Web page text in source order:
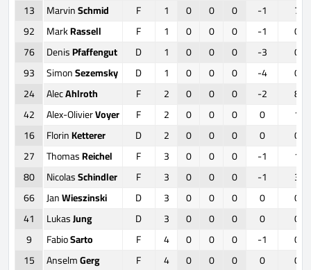
13
MarvinSchmid F 1 0 0 0 -1
7
92
MarkRassell F 1 0 0 0 -1
0
76
DenisPfaffengut D 1 0 0 0 -3
0
93
SimonSezemsky D 1 0 0 0 -4
0
24
AlecAhlroth F 2 0 0 0 -2
8
42
Alex-OlivierVoyer F 2 0 0 0 0
1
16
FlorinKetterer D 2 0 0 0 0
0
27
ThomasReichel F 3 0 0 0 -1
1
80
NicolasSchindler F 3 0 0 0 -1
3
66
JanWieszinski D 3 0 0 0 0
0
41
LukasJung D 3 0 0 0 0
0
9
FabioSarto F 4 0 0 0 -1
0
15
AnselmGerg F 4 0 0 0 0
0